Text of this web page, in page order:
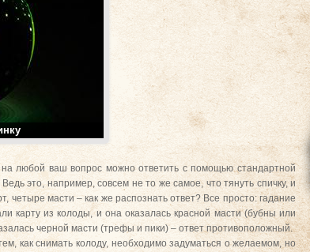
любой ваш вопрос можно ответить с помощью стандартной
это, например, совсем не то же самое, что тянуть спичку, и
четыре масти – как же распознать ответ? Все просто: гадание
карту из колоды, и она оказалась красной масти (бубны или
черной масти (трефы и пики) – ответ противоположный.
как снимать колоду, необходимо задуматься о желаемом, но